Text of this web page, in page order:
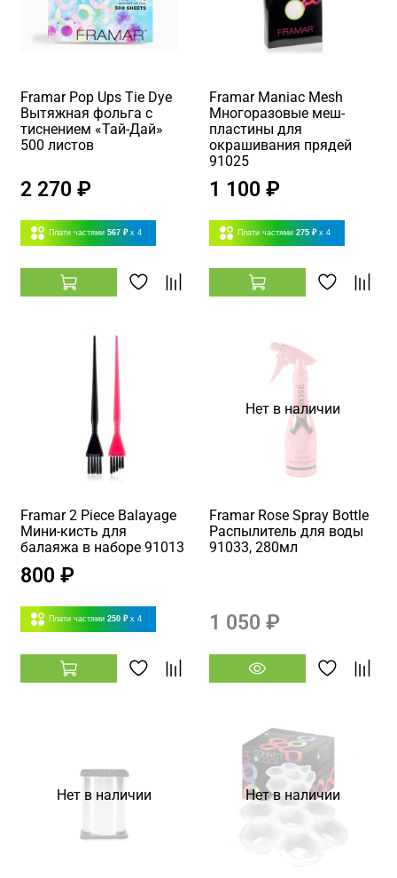
Framar Pop Ups Tie Dye
Вытяжная фольга с
тиснением «Тай-Дай»
500 листов
2 270 ₽
Плати частями 567 ₽ x 4
Framar Maniac Mesh
Многоразовые меш-
пластины для
окрашивания прядей
91025
1 100 ₽
Плати частями 275 ₽ x 4
Framar 2 Piece Balayage
Мини-кисть для
балаяжа в наборе 91013
800 ₽
Плати частями 250 ₽ x 4
Нет в наличии
Framar Rose Spray Bottle
Распылитель для воды
91033, 280мл
1 050 ₽
Нет в наличии Нет в наличии